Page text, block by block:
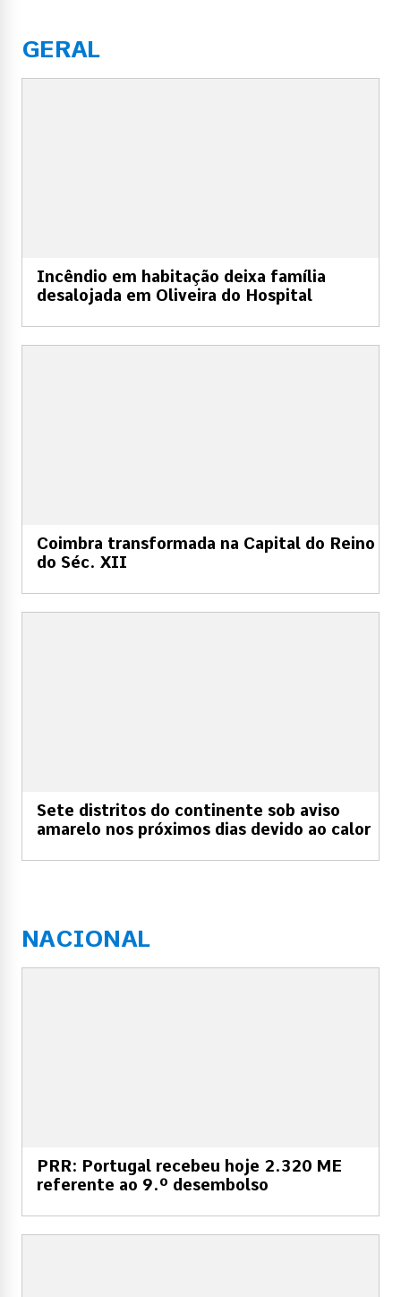
GERAL
Incêndio em habitação deixa família
desalojada em Oliveira do Hospital
Coimbra transformada na Capital do Reino
do Séc. XII
Sete distritos do continente sob aviso
amarelo nos próximos dias devido ao calor
NACIONAL
PRR: Portugal recebeu hoje 2.320 ME
referente ao 9.º desembolso